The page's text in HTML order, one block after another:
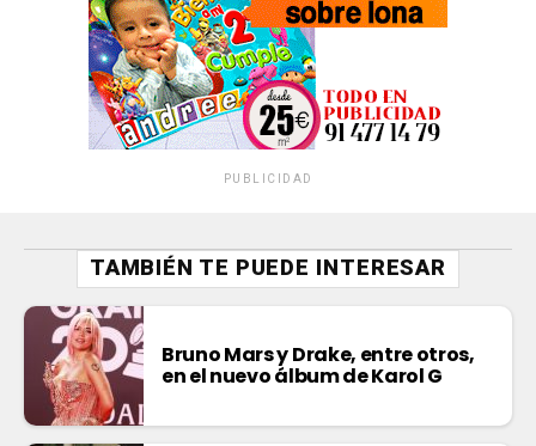
PUBLICIDAD
TAMBIÉN TE PUEDE INTERESAR
Bruno Mars y Drake, entre otros,
en el nuevo álbum de Karol G